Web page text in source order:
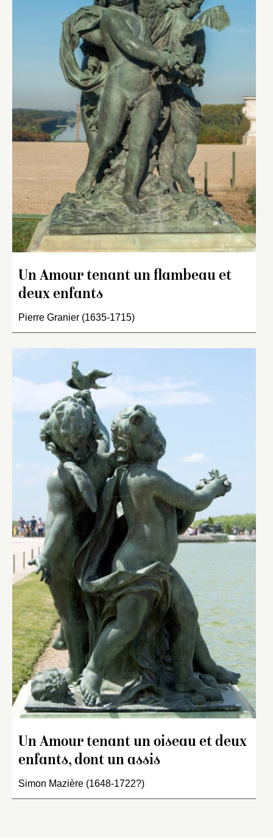
Un Amour tenant un flambeau et
deux enfants
Pierre Granier (1635-1715)
Un Amour tenant un oiseau et deux
enfants, dont un assis
Simon Mazière (1648-1722?)